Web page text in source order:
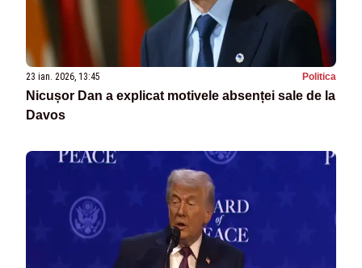
23 ian. 2026, 13:45 Politica
Nicușor Dan a explicat motivele absenței sale de la
Davos